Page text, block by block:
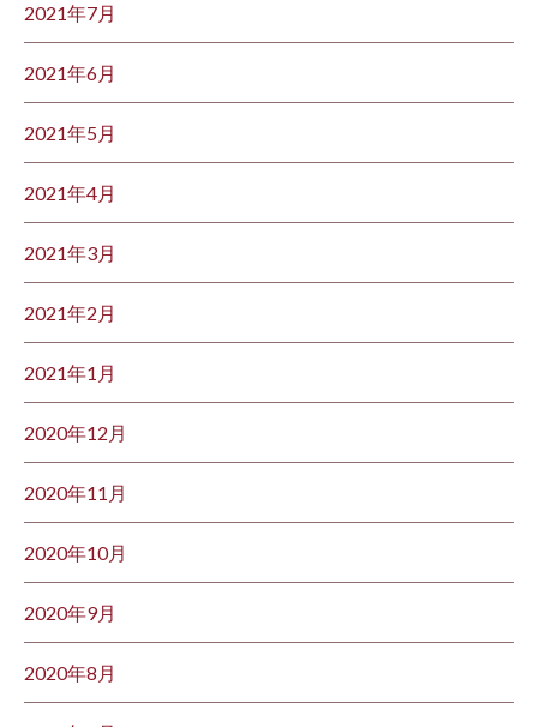
2021年7月
2021年6月
2021年5月
2021年4月
2021年3月
2021年2月
2021年1月
2020年12月
2020年11月
2020年10月
2020年9月
2020年8月